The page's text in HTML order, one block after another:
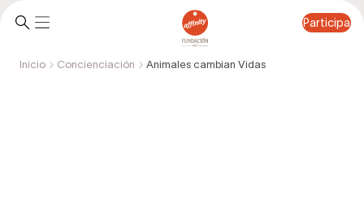
Participa
Inicio Concienciación Animales cambian Vidas